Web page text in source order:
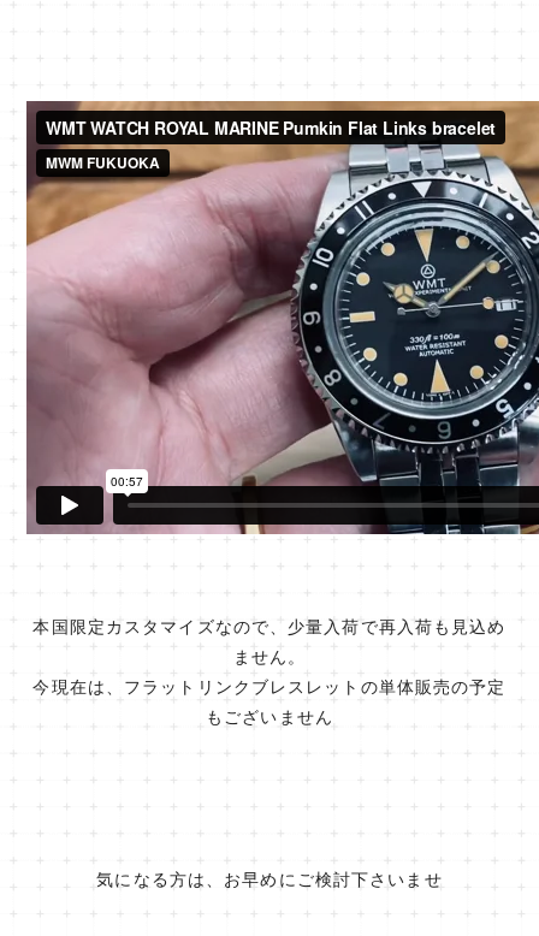
本国限定カスタマイズなので、少量入荷で再入荷も見込め
ません。
今現在は、フラットリンクブレスレットの単体販売の予定
もございません
気になる方は、お早めにご検討下さいませ